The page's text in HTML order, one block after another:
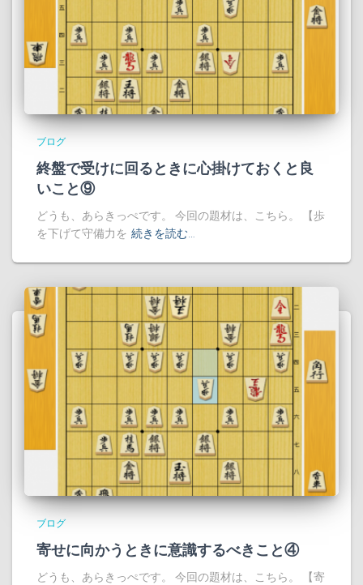
ブログ
終盤で受けに回るときに心掛けておくと良
いこと⑨
どうも、あらきっぺです。 今回の題材は、こちら。 【歩
を下げて守備力を 続きを読む…
ブログ
寄せに向かうときに意識するべきこと④
どうも、あらきっぺです。 今回の題材は、こちら。 【寄